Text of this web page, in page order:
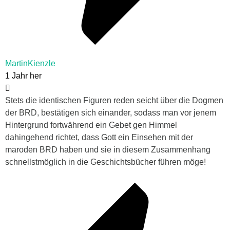
MartinKienzle
1 Jahr her
Stets die identischen Figuren reden seicht über die Dogmen
der BRD, bestätigen sich einander, sodass man vor jenem
Hintergrund fortwährend ein Gebet gen Himmel
dahingehend richtet, dass Gott ein Einsehen mit der
maroden BRD haben und sie in diesem Zusammenhang
schnellstmöglich in die Geschichtsbücher führen möge!